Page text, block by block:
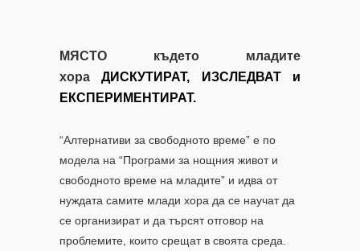
МЯСТО където младите
хораДИСКУТИРАТ, ИЗСЛЕДВАТ и
ЕКСПЕРИМЕНТИРАТ.
“Алтернативи за свободното време” е по
модела на “Програми за нощния живот и
свободното време на младите” и идва от
нуждата самите млади хора да се научат да
се организират и да търсят отговор на
проблемите, които срещат в своята среда.